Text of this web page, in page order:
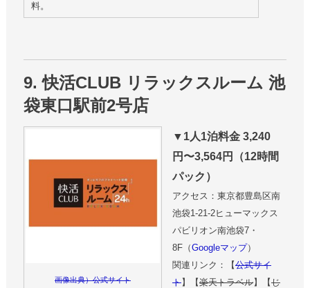
料。
9. 快活CLUB リラックスルーム 池
袋東口駅前2号店
画像出典）公式サイト
▼1人1泊料金 3,240
円〜3,564円（12時間
パック）
アクセス：東京都豊島区南
池袋1-21-2ヒューマックス
パビリオン南池袋7・
8F（Googleマップ）
関連リンク：【公式サイ
ト】【楽天トラベル】【じ